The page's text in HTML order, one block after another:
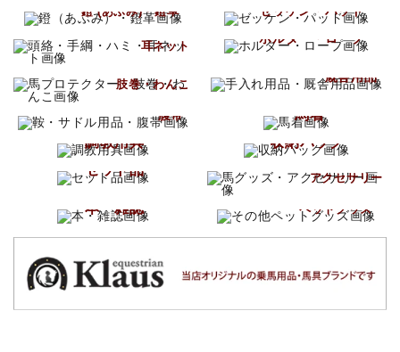
鐙 (あぶみ)・鐙革 ゼッケン・パッド
耳ネット
ホルター・ロープ
肢巻・わんこ
厩舎用品
腹帯
馬着
調教用具
収納バッグ
セット品
アクセサリー
本・雑誌
ペットグッズ